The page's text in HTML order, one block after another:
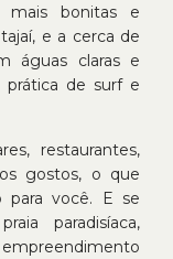
mais bonitas e
e a cerca de
águas claras e
prática de surf e
restaurantes,
gostos, o que
para você. E se
paradisíaca,